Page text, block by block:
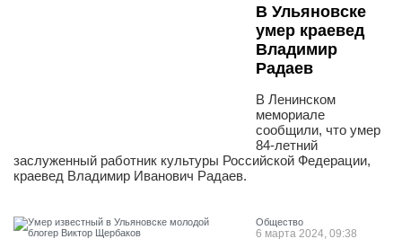
В Ульяновске
умер краевед
Владимир
Радаев
В Ленинском
мемориале
сообщили, что умер
84-летний
заслуженный работник культуры Российской Федерации,
краевед Владимир Иванович Радаев.
Общество
6 марта 2024, 09:38